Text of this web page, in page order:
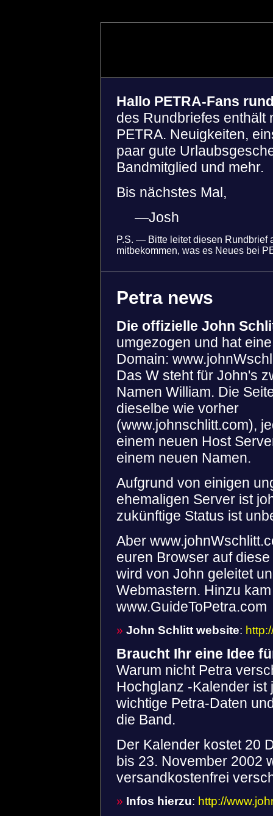
Hallo PETRA-Fans
des Rundbriefes enthält
PETRA. Neuigkeiten,
paar gute
Bandmitglied und mehr.
Bis nächstes Mal,
—Josh
P.S. — Bitte leitet diesen Rundbrief
mitbekommen, was es Neues bei
Petra news
Die offizielle John
umgezogen und hat
Domain:
Das W steht für John's
Namen William. Die
dieselbe wie vorher
(www.johnschlitt.com),
einem neuen Host
einem neuen Namen.
Aufgrund von einigen
ehemaligen Server ist
zukünftige Status ist
Aber
euren Browser auf
wird von John geleitet
Webmastern. Hinzu
www.GuideToPetra.com
» John Schlitt website:
Braucht Ihr eine Idee
Warum nicht Petra
Hochglanz -Kalender ist
wichtige Petra-Daten
die Band.
Der Kalender kostet 20
bis 23. November 2002
versandkostenfrei
» Infos hierzu: http://